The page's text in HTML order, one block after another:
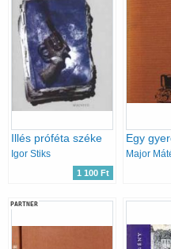
Illés próféta széke
Igor Stiks
1 100 Ft
Major
PARTNER